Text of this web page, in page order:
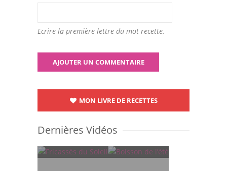
Ecrire la première lettre du mot recette.
MON LIVRE DE RECETTES
Dernières Vidéos